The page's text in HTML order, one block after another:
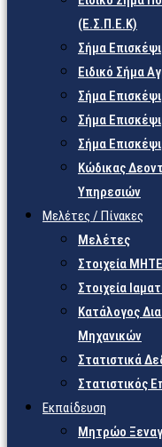
(Ε.Σ.Π.Ε.Κ)
Σήμα
Ειδικό Σήμα
Σήμα
Σήμα
Σήμα
Κώδικας
Υπηρεσιών
Μελέτες / Πίνακες
Μελέτες
Στοιχεία ΜΗΤΕ
Στοιχεία
Κατάλογος
Μηχανικών
Στατιστικά
Στατιστικός
Εκπαίδευση
Μητρώο